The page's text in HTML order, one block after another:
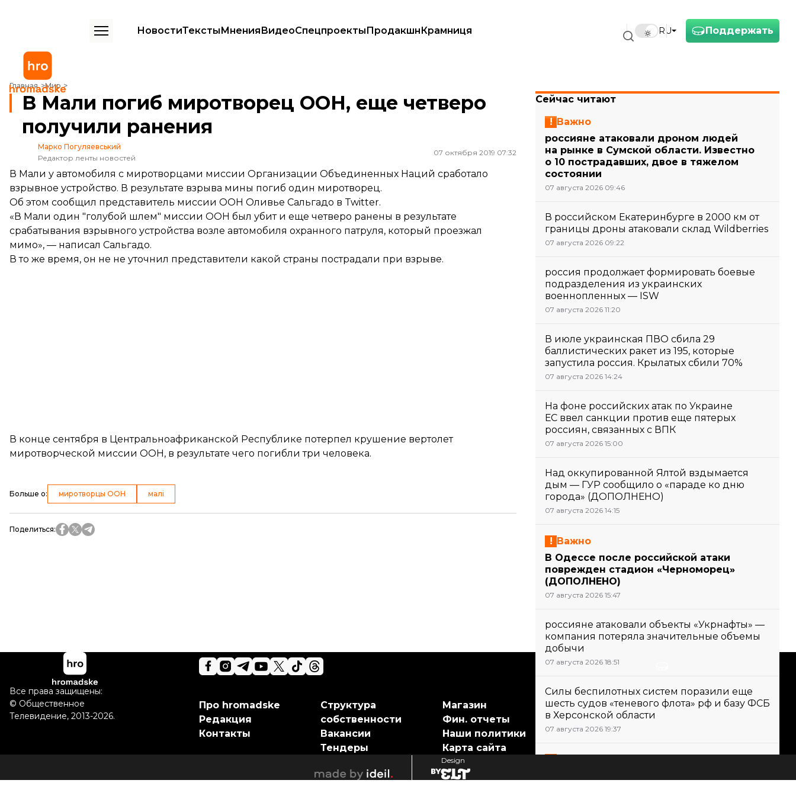
Поддержать
RU
НовостиТекстыМненияВидеоСпецпроектыПродакшнКрамниця
Главная Мир
В Мали погиб миротворец ООН, еще четверо получили ранения
В Мали погиб миротворец ООН, еще четверо
получили ранения
Марко Погуляевський
Редактор ленты новостей
07 октября 2019 07:32
В Мали у автомобиля с миротворцами миссии Организации Объединенных Наций сработало
взрывное устройство. В результате взрыва мины погиб один миротворец.
Об этом сообщил представитель миссии ООН Оливье Сальгадо в Twitter.
«В Мали один "голубой шлем" миссии ООН был убит и еще четверо ранены в результате
срабатывания взрывного устройства возле автомобиля охранного патруля, который проезжал
мимо», — написал Сальгадо.
В то же время, он не не уточнил представители какой страны пострадали при взрыве.
В конце сентября в Центральноафриканской Республике потерпел крушение вертолет
миротворческой миссии ООН, в результате чего погибли три человека.
Больше о: миротворцы ООН малі
Поделиться:
Сейчас читают
Важно
россияне атаковали дроном людей
на рынке в Сумской области. Известно
о 10 пострадавших, двое в тяжелом
состоянии
07 августа 2026 09:46
В российском Екатеринбурге в 2000 км от
границы дроны атаковали склад Wildberries
07 августа 2026 09:22
россия продолжает формировать боевые
подразделения из украинских
военнопленных — ISW
07 августа 2026 11:20
В июле украинская ПВО сбила 29
баллистических ракет из 195, которые
запустила россия. Крылатых сбили 70%
07 августа 2026 14:24
На фоне российских атак по Украине
ЕС ввел санкции против еще пятерых
россиян, связанных с ВПК
07 августа 2026 15:00
Над оккупированной Ялтой вздымается
дым — ГУР сообщило о «параде ко дню
города» (ДОПОЛНЕНО)
07 августа 2026 14:15
Важно
В Одессе после российской атаки
поврежден стадион «Черноморец»
(ДОПОЛНЕНО)
07 августа 2026 15:47
россияне атаковали объекты «Укрнафты» —
компания потеряла значительные объемы
добычи
07 августа 2026 18:51
Силы беспилотных систем поразили еще
шесть судов «теневого флота» рф и базу ФСБ
в Херсонской области
07 августа 2026 19:37
Поддержи hromadske.
Мы работаем для тебя и
благодаря тебе. Будь нашим
Про hromadske
Редакция
Контакты
Структура
собственности
Вакансии
Тендеры
Магазин
Фин. отчеты
Наши политики
Карта сайта
Все права защищены:
© Общественное
Телевидение, 2013-2026.
ideil
Design
elt